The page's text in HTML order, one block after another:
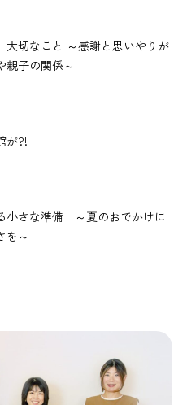
大切なこと ～感謝と思いやりが
子の関係～
が?!
小さな準備 ～夏のおでかけに
を～